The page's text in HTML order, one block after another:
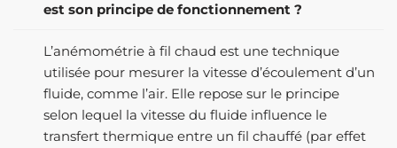
est son principe de fonctionnement ?
L’anémométrie à fil chaud est une technique
utilisée pour mesurer la vitesse d’écoulement d’un
fluide, comme l’air. Elle repose sur le principe
selon lequel la vitesse du fluide influence le
transfert thermique entre un fil chauffé (par effet